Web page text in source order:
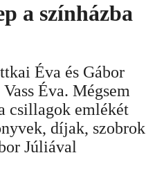
a színházba
Éva és Gábor
Éva. Mégsem
csillagok emlékét
díjak, szobrok
Júliával